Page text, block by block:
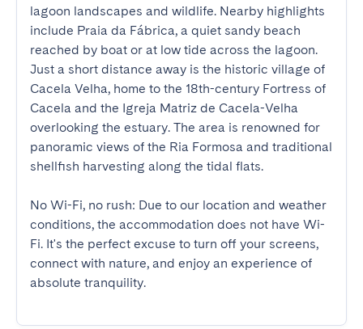
lagoon landscapes and wildlife. Nearby highlights
include Praia da Fábrica, a quiet sandy beach
reached by boat or at low tide across the lagoon.
Just a short distance away is the historic village of
Cacela Velha, home to the 18th-century Fortress of
Cacela and the Igreja Matriz de Cacela-Velha
overlooking the estuary. The area is renowned for
panoramic views of the Ria Formosa and traditional
shellfish harvesting along the tidal flats.
No Wi-Fi, no rush: Due to our location and weather
conditions, the accommodation does not have Wi-
Fi. It's the perfect excuse to turn off your screens,
connect with nature, and enjoy an experience of
absolute tranquility.